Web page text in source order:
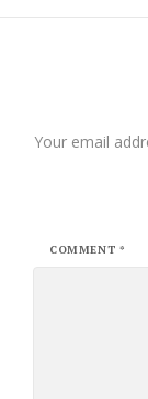
Your email
COMMENT *